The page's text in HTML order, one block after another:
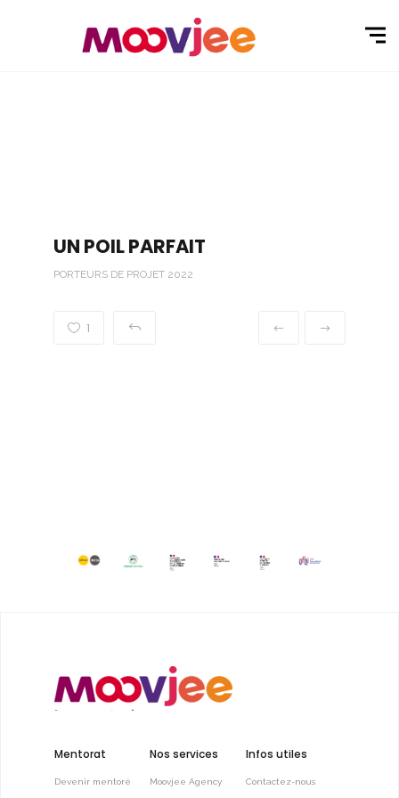
UN POIL PARFAIT
PORTEURS DE PROJET 2022
1
Mentorat
Devenir mentoré
Nos services
Moovjee Agency
Infos utiles
Contactez-nous